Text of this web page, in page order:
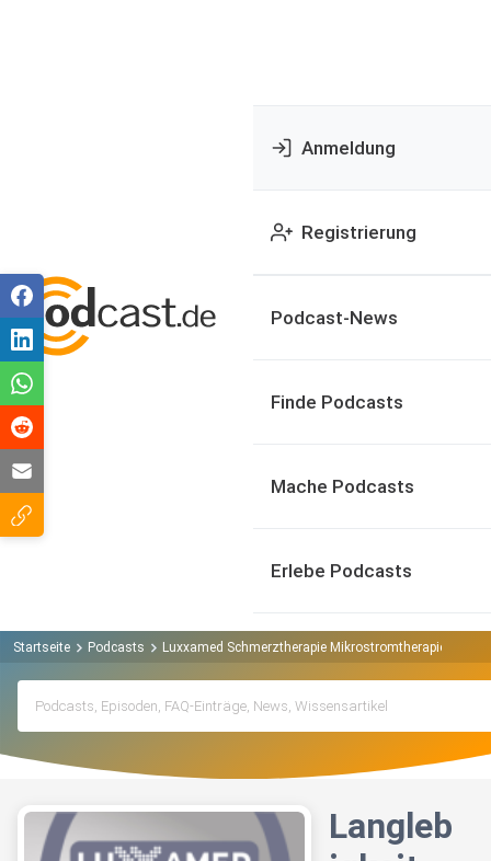
Anmeldung
Registrierung
Podcast-News
Finde Podcasts
Mache Podcasts
Erlebe Podcasts
Startseite Podcasts Luxxamed Schmerztherapie Mikrostromtherapie
Langleb